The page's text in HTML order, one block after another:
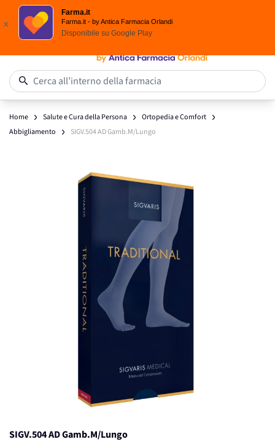
x
Farma.it
Farma.it - by Antica Farmacia Orlandi
Disponibile su Google Play
Salta al contenuto
Cerca all’interno della farmacia
Home Salute e Cura della Persona
Ortopedia e Comfort
Abbigliamento
SIGV.504 AD Gamb.M/Lungo
SIGV.504 AD Gamb.M/Lungo